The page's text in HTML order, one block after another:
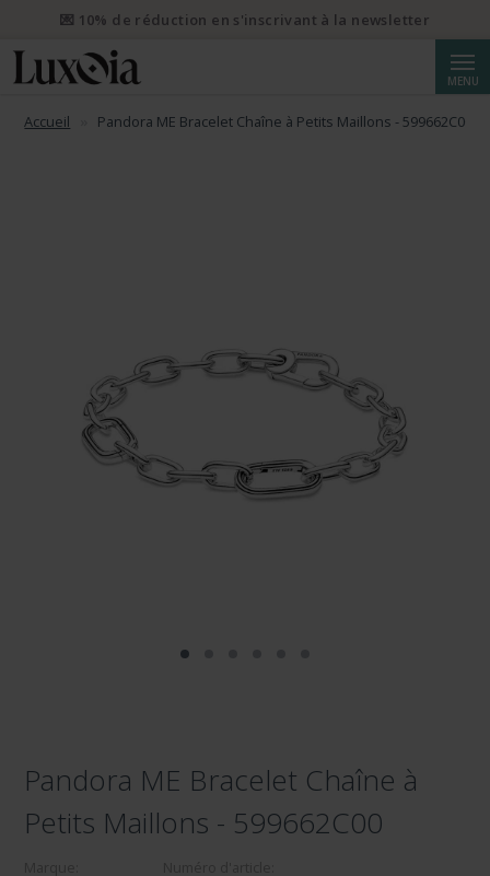
MENU
Accueil Pandora ME Bracelet Chaîne à Petits Maillons - 599662C00
Pandora ME Bracelet Chaîne à
Petits Maillons - 599662C00
💌 10% de réduction en s'inscrivant à la newsletter